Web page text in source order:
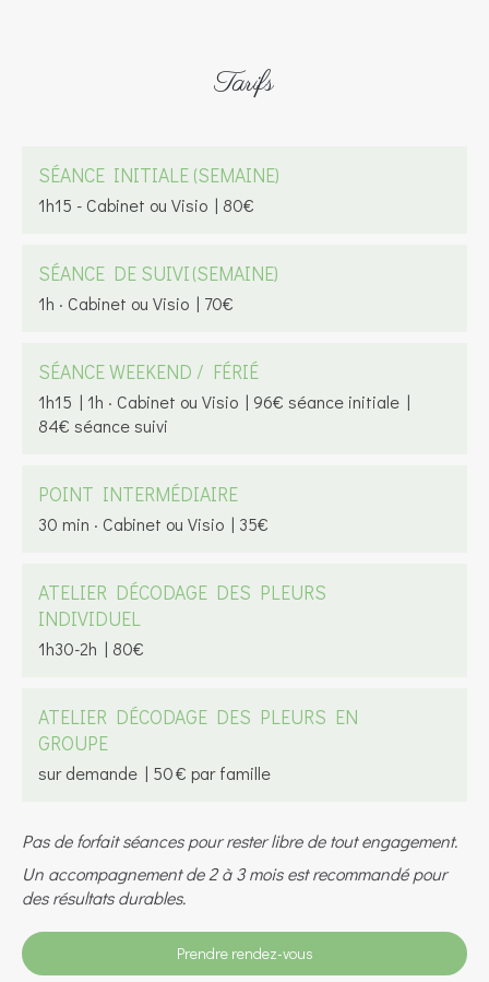
Tarifs
SÉANCE INITIALE (SEMAINE)
1h15 - Cabinet ou Visio | 80€
SÉANCE DE SUIVI (SEMAINE)
1h · Cabinet ou Visio | 70€
SÉANCE WEEKEND / FÉRIÉ
1h15 | 1h · Cabinet ou Visio | 96€ séance initiale |
84€ séance suivi
POINT INTERMÉDIAIRE
30 min · Cabinet ou Visio | 35€
ATELIER DÉCODAGE DES PLEURS
INDIVIDUEL
1h30-2h | 80€
ATELIER DÉCODAGE DES PLEURS EN
GROUPE
sur demande | 50 € par famille
Pas de forfait séances pour rester libre de tout engagement.
Un accompagnement de 2 à 3 mois est recommandé pour
des résultats durables.
Prendre rendez-vous